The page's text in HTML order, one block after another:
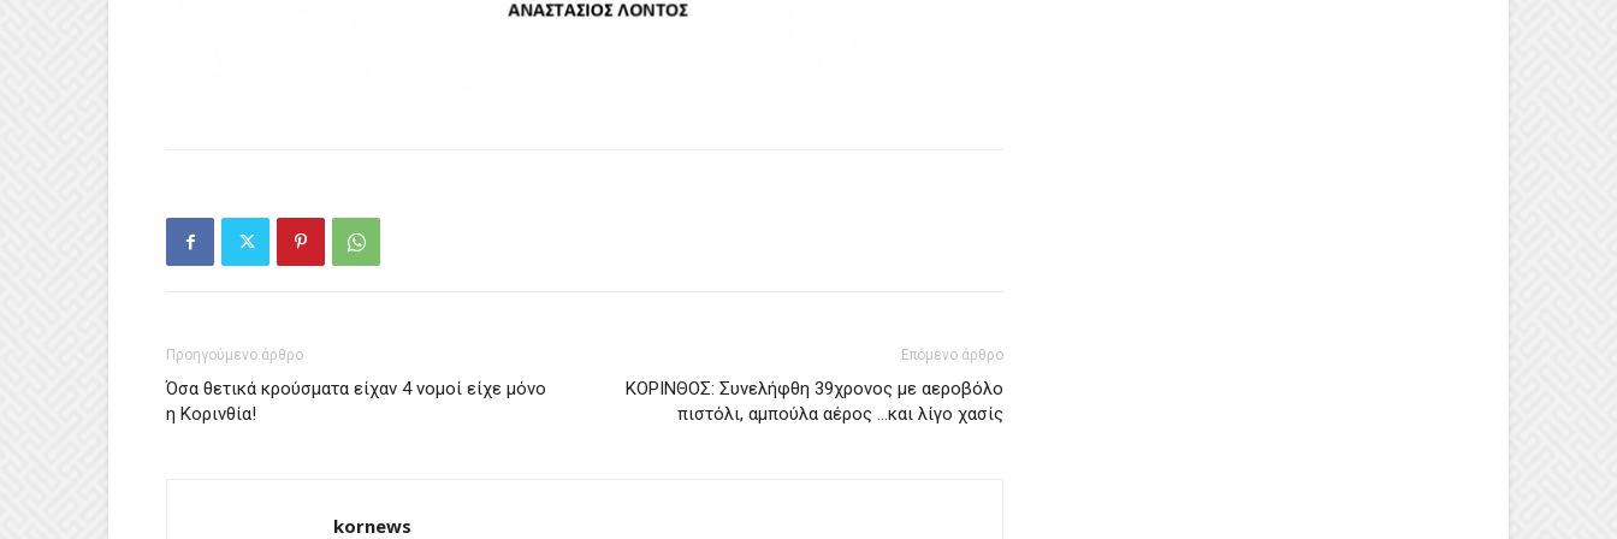
Προηγούμενο άρθρο
Όσα θετικά κρούσματα είχαν 4 νομοί είχε μόνο
η Κορινθία!
Επόμενο άρθρο
ΚΟΡΙΝΘΟΣ: Συνελήφθη 39χρονος με αεροβόλο
πιστόλι, αμπούλα αέρος …και λίγο χασίς
kornews